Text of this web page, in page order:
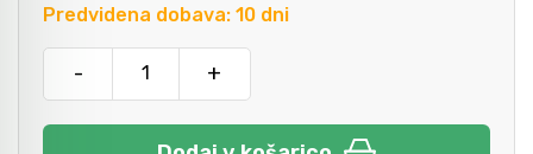
Predvidena dobava: 10 dni
- +